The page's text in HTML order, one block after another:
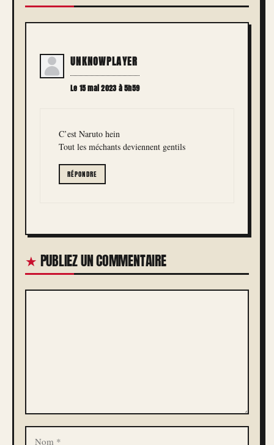
UNKNOWPLAYER
Le 15 mai 2023 à 5h59
C’est Naruto hein
Tout les méchants deviennent gentils
RÉPONDRE
PUBLIEZ UN COMMENTAIRE
COMMENTAIRE
NOM